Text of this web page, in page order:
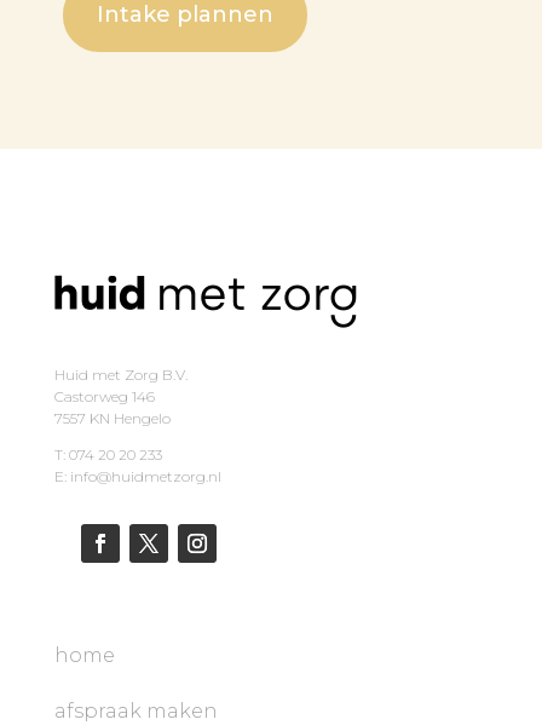
Intake plannen
Huid met Zorg B.V.
Castorweg 146
7557 KN Hengelo
T: 074 20 20 233
E: info@huidmetzorg.nl
home
afspraak maken